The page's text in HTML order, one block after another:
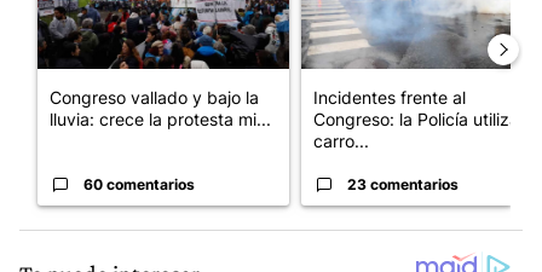
Congreso vallado y bajo la
lluvia: crece la protesta mi...
60 comentarios
Incidentes frente al
Congreso: la Policía utiliza
carro...
23 comentarios